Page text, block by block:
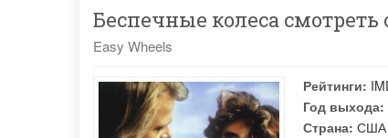
Беспечные колеса смотреть
Easy Wheels
Рейтинги:
Год выхода:
Страна: США